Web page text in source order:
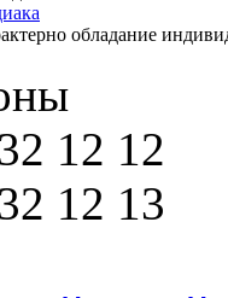
обладание
12 12
12 13